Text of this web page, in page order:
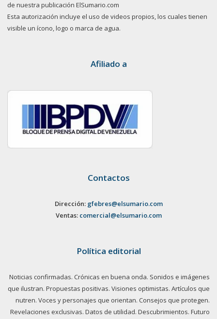
de nuestra publicación ElSumario.com
Esta autorización incluye el uso de videos propios, los cuales tienen
visible un ícono, logo o marca de agua.
Afiliado a
Contactos
Dirección: gfebres@elsumario.com
Ventas: comercial@elsumario.com
Política editorial
Noticias confirmadas. Crónicas en buena onda. Sonidos e imágenes
que ilustran. Propuestas positivas. Visiones optimistas. Artículos que
nutren. Voces y personajes que orientan. Consejos que protegen.
Revelaciones exclusivas. Datos de utilidad. Descubrimientos. Futuro